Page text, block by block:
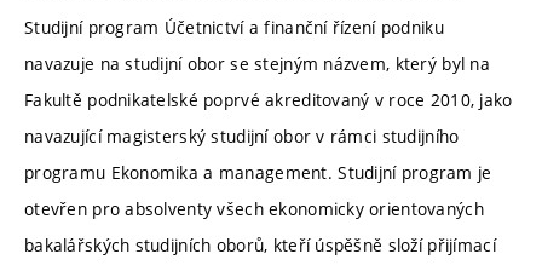
Studijní program Účetnictví a finanční řízení podniku
navazuje na studijní obor se stejným názvem, který byl na
Fakultě podnikatelské poprvé akreditovaný v roce 2010, jako
navazující magisterský studijní obor v rámci studijního
programu Ekonomika a management. Studijní program je
otevřen pro absolventy všech ekonomicky orientovaných
bakalářských studijních oborů, kteří úspěšně složí přijímací